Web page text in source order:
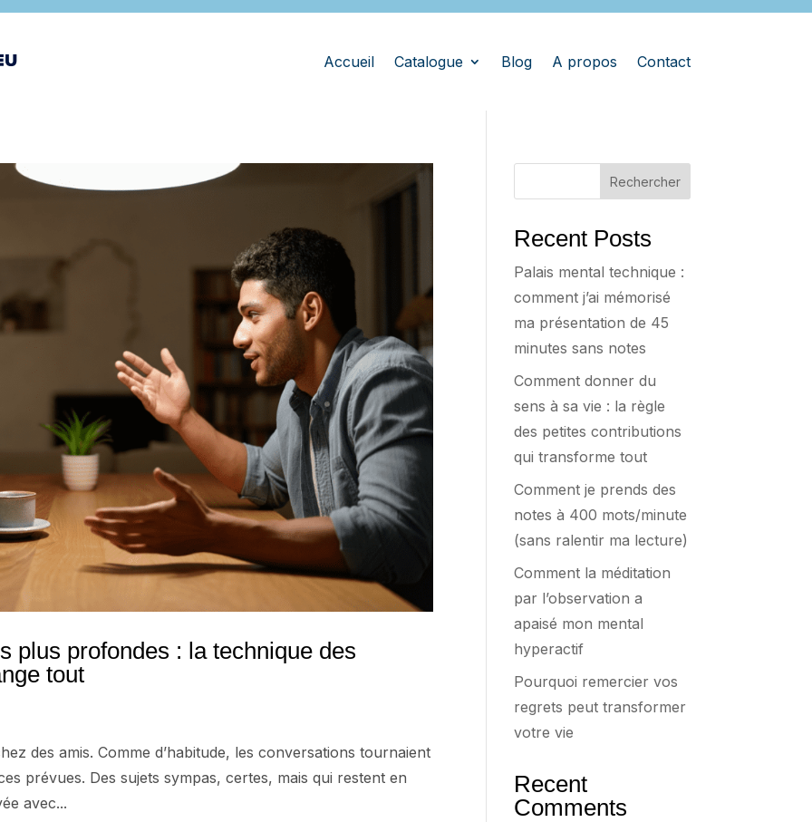
Accueil Catalogue Blog A propos Contact
plus profondes : la technique des
tout
des amis. Comme d’habitude, les conversations tournaient
prévues. Des sujets sympas, certes, mais qui restent en
avec...
Rechercher
Recent Posts
Palais mental technique :
comment j’ai mémorisé
ma présentation de 45
minutes sans notes
Comment donner du
sens à sa vie : la règle
des petites contributions
qui transforme tout
Comment je prends des
notes à 400 mots/minute
(sans ralentir ma lecture)
Comment la méditation
par l’observation a
apaisé mon mental
hyperactif
Pourquoi remercier vos
regrets peut transformer
votre vie
Recent
Comments